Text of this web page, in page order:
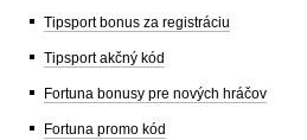
Tipsport bonus za registráciu
Tipsport akčný kód
Fortuna bonusy pre nových hráčov
Fortuna promo kód